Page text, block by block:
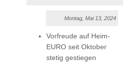
Montag, Mai 13, 2024
Vorfreude auf Heim-
EURO seit Oktober
stetig gestiegen